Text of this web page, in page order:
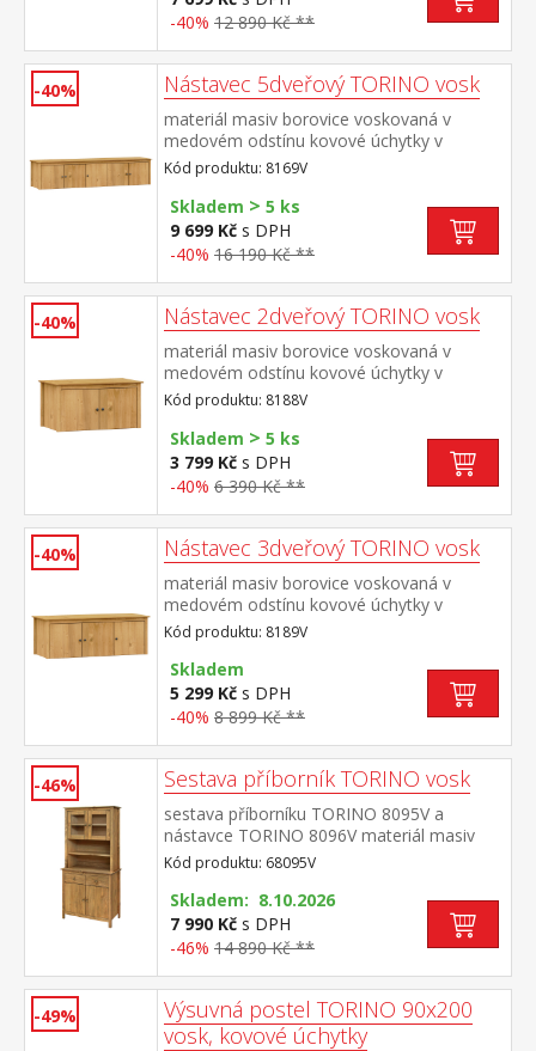
-40% 12 890 Kč **
-40% Nástavec 5dveřový TORINO vosk
materiál masiv borovice voskovaná v
medovém odstínu kovové úchytky v
barevném provedení černěná
mosaz nástavec pro skříň 8069V
Kód produktu: 8169V
Skladem > 5 ks
9 699 Kč s DPH
-40% 16 190 Kč **
-40% Nástavec 2dveřový TORINO vosk
materiál masiv borovice voskovaná v
medovém odstínu kovové úchytky v
barevném provedení černěná
mosaz nástavec pro skříň 8088V
Kód produktu: 8188V
Skladem > 5 ks
3 799 Kč s DPH
-40% 6 390 Kč **
-40% Nástavec 3dveřový TORINO vosk
materiál masiv borovice voskovaná v
medovém odstínu kovové úchytky v
barevném provedení černěná
mosaz nástavec pro skříň 8089V
Kód produktu: 8189V
Skladem
5 299 Kč s DPH
-40% 8 899 Kč **
-46% Sestava příborník TORINO vosk
sestava příborníku TORINO 8095V a
nástavce TORINO 8096V materiál masiv
borovice voskovaná v medovém
odstínu kovové úchytky v barevném
provedení černěná mosaz příborník: 2
zásuvky s kovovými pojezdy, 2 plné dveře,
1 police nástavec: 2 prosklené dveře, 1
80 cm rozměr nástavce (š/h/v) 90 × 33 ×
100 cm
Kód produktu: 68095V
Skladem: 8.10.2026
7 990 Kč s DPH
-46% 14 890 Kč **
-49%
Výsuvná postel TORINO 90x200
vosk, kovové úchytky